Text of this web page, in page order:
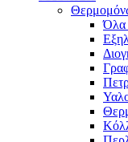
Όλα